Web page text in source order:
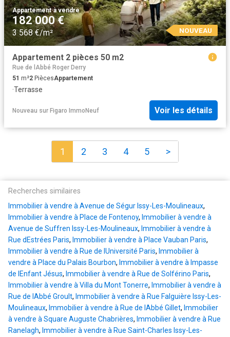
Appartement·à vendre
182 000 €
3 568 €/m² NOUVEAU
Appartement 2 pièces 50 m2
Rue de lAbbé Roger Derry
51 m²2 PiècesAppartement
·Terrasse
Nouveau sur Figaro ImmoNeuf Voir les détails
1 2 3 4 5 >
Recherches similaires
Immobilier à vendre à Avenue de Ségur Issy-Les-Moulineaux,
Immobilier à vendre à Place de Fontenoy, Immobilier à vendre à
Avenue de Suffren Issy-Les-Moulineaux, Immobilier à vendre à
Rue dEstrées Paris, Immobilier à vendre à Place Vauban Paris,
Immobilier à vendre à Rue de lUniversité Paris, Immobilier à
vendre à Place du Palais Bourbon, Immobilier à vendre à Impasse
de lEnfant Jésus, Immobilier à vendre à Rue de Solférino Paris,
Immobilier à vendre à Villa du Mont Tonerre, Immobilier à vendre à
Rue de lAbbé Groult, Immobilier à vendre à Rue Falguière Issy-Les-
Moulineaux, Immobilier à vendre à Rue de lAbbé Gillet, Immobilier
à vendre à Square Auguste Chabrières, Immobilier à vendre à Rue
Ranelagh, Immobilier à vendre à Rue Saint-Charles Issy-Les-